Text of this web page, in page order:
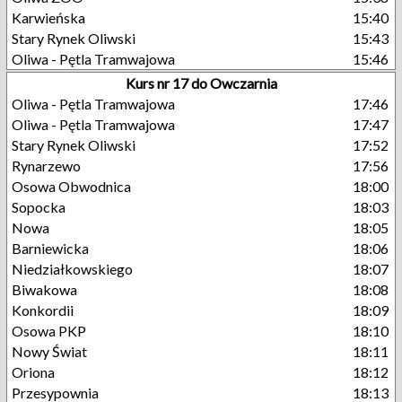
Karwieńska
15:40
Stary Rynek Oliwski
15:43
Oliwa - Pętla Tramwajowa
15:46
Kurs nr 17 do Owczarnia
Oliwa - Pętla Tramwajowa
17:46
Oliwa - Pętla Tramwajowa
17:47
Stary Rynek Oliwski
17:52
Rynarzewo
17:56
Osowa Obwodnica
18:00
Sopocka
18:03
Nowa
18:05
Barniewicka
18:06
Niedziałkowskiego
18:07
Biwakowa
18:08
Konkordii
18:09
Osowa PKP
18:10
Nowy Świat
18:11
Oriona
18:12
Przesypownia
18:13